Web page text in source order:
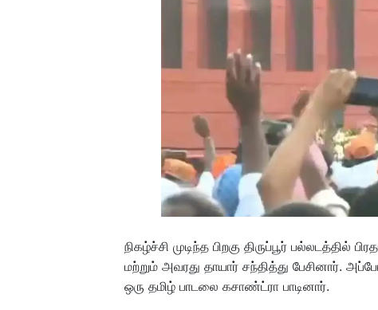
நிகழ்ச்சி முடிந்த பிறகு திருப்பூர்
மற்றும் அவரது தாயார் சந்தித்து பேசினார்.
ஒரு தமிழ் பாடலை கசாண்ட்ரா பாடினார்.